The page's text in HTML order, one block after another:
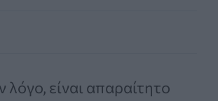
λόγο, είναι απαραίτητο